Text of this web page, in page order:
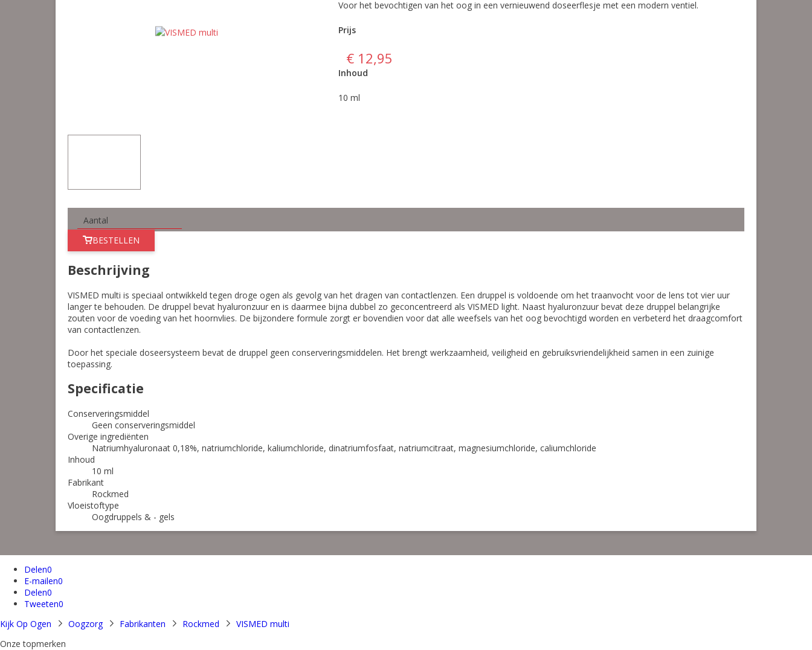
Voor het bevochtigen van het oog in een vernieuwend doseerflesje met een modern ventiel.
Prijs
€ 12,95
Inhoud
10 ml
BESTELLEN
Beschrijving
VISMED multi is speciaal ontwikkeld tegen droge ogen als gevolg van het dragen van contactlenzen. Een druppel is voldoende om het traanvocht voor de lens tot vier uur
langer te behouden. De druppel bevat hyaluronzuur en is daarmee bijna dubbel zo geconcentreerd als VISMED light. Naast hyaluronzuur bevat deze druppel belangrijke
zouten voor de voeding van het hoornvlies. De bijzondere formule zorgt er bovendien voor dat alle weefsels van het oog bevochtigd worden en verbeterd het draagcomfort
van contactlenzen.
Door het speciale doseersysteem bevat de druppel geen conserveringsmiddelen. Het brengt werkzaamheid, veiligheid en gebruiksvriendelijkheid samen in een zuinige
toepassing.
Specificatie
Conserveringsmiddel
Geen conserveringsmiddel
Overige ingrediënten
Natriumhyaluronaat 0,18%, natriumchloride, kaliumchloride, dinatriumfosfaat, natriumcitraat, magnesiumchloride, caliumchloride
Inhoud
10 ml
Fabrikant
Rockmed
Vloeistoftype
Oogdruppels & - gels
Delen0
E-mailen0
Delen0
Tweeten0
Kijk Op Ogen
Oogzorg Fabrikanten Rockmed
VISMED multi
Onze topmerken